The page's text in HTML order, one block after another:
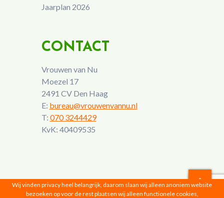
Jaarplan 2026
CONTACT
Vrouwen van Nu
Moezel 17
2491 CV Den Haag
E: bureau@vrouwenvannu.nl
T: 070 3244429
KvK: 40409535
Wij vinden privacy heel belangrijk, daarom slaan wij alleen anoniem website
bezoeken op voor de rest plaatsen wij alleen functionele cookies,